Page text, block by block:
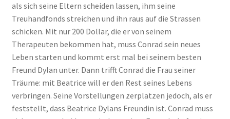
als sich seine Eltern scheiden lassen, ihm seine
Treuhandfonds streichen und ihn raus auf die Strassen
schicken. Mit nur 200 Dollar, die er von seinem
Therapeuten bekommen hat, muss Conrad sein neues
Leben starten und kommt erst mal bei seinem besten
Freund Dylan unter. Dann trifft Conrad die Frau seiner
Träume: mit Beatrice will er den Rest seines Lebens
verbringen. Seine Vorstellungen zerplatzen jedoch, als er
feststellt, dass Beatrice Dylans Freundin ist. Conrad muss